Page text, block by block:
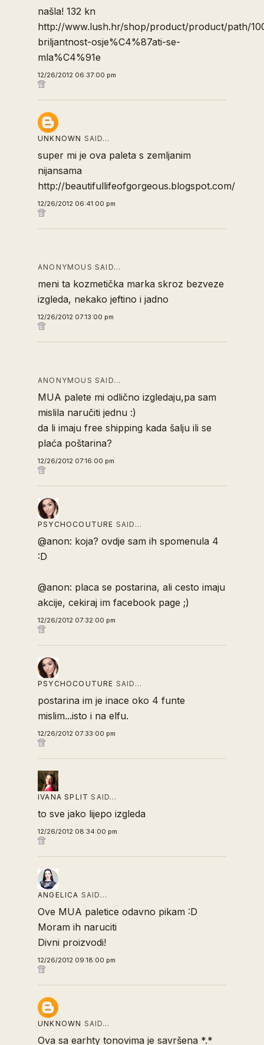
našla! 132 kn
http://www.lush.hr/shop/product/product/path/
briljantnost-osje%C4%87ati-se-
mla%C4%91e
12/26/2012 06:37:00 pm
UNKNOWN SAID…
super mi je ova paleta s zemljanim
nijansama
http://beautifullifeofgorgeous.blogspot.com/
12/26/2012 06:41:00 pm
ANONYMOUS SAID…
meni ta kozmetička marka skroz bezveze
izgleda, nekako jeftino i jadno
12/26/2012 07:13:00 pm
ANONYMOUS SAID…
MUA palete mi odlično izgledaju,pa sam
mislila naručiti jednu :)
da li imaju free shipping kada šalju ili se
plaća poštarina?
12/26/2012 07:16:00 pm
PSYCHOCOUTURE SAID…
@anon: koja? ovdje sam ih spomenula 4
:D
@anon: placa se postarina, ali cesto imaju
akcije, cekiraj im facebook page ;)
12/26/2012 07:32:00 pm
PSYCHOCOUTURE SAID…
postarina im je inace oko 4 funte
mislim...isto i na elfu.
12/26/2012 07:33:00 pm
IVANA SPLIT SAID…
to sve jako lijepo izgleda
12/26/2012 08:34:00 pm
ANGELICA SAID…
Ove MUA paletice odavno pikam :D
Moram ih naruciti
Divni proizvodi!
12/26/2012 09:18:00 pm
UNKNOWN SAID…
Ova sa earhty tonovima je savršena *.*